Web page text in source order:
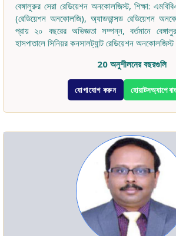
বেঙ্গালুরুর সেরা রেডিয়েশন অনকোলজিস্ট, শিক্ষা:
(রেডিয়েশন অনকোলজি), অ্যাডভান্সড রেডিয়েশন
প্রায় ২০ বছরের অভিজ্ঞতা সম্পন্ন, বর্তমানে
হাসপাতালে সিনিয়র কনসালট্যান্ট রেডিয়েশন
20 অনুশীলনের বছরগুলি
যোগাযোগ করুন হোয়াটসঅ্যাপে